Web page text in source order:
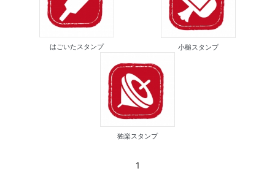
はごいたスタンプ 小槌スタンプ
独楽スタンプ
1